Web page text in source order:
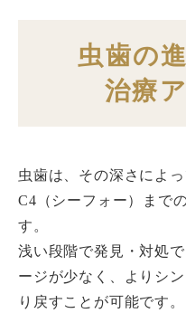
虫歯の
治療
虫歯は、その深さによ
C4（シーフォー）まで
す。
浅い段階で発見・対処
ージが少なく、よりシ
り戻すことが可能です。